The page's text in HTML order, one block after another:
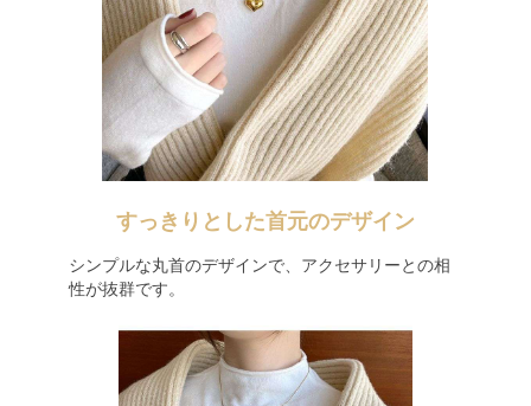
すっきりとした首元のデザイン
シンプルな丸首のデザインで、アクセサリーとの相
性が抜群です。